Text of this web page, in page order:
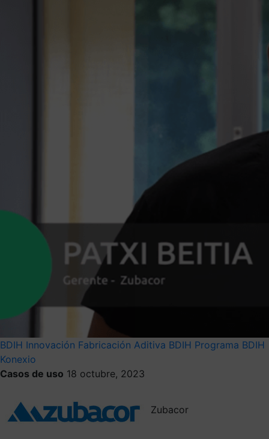
BDIH Innovación Fabricación Aditiva BDIH Programa BDIH
Konexio
Casos de uso 18 octubre, 2023
Zubacor